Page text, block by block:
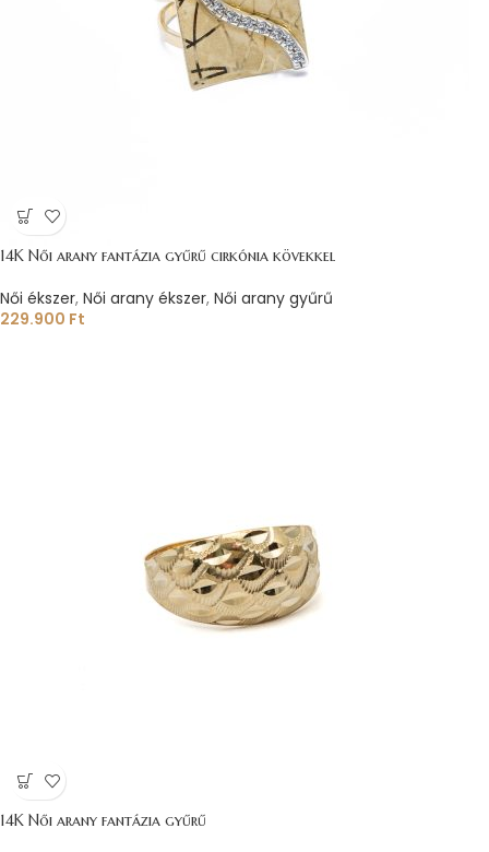
14K Női arany fantázia gyűrű cirkónia kövekkel
Női ékszer, Női arany ékszer, Női arany gyűrű
229.900 Ft
14K Női arany fantázia gyűrű